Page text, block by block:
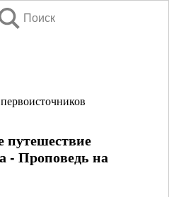
Поиск
путешествие
- Проповедь на